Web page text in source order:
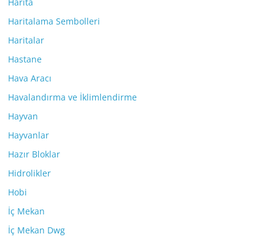
Haritalama Sembolleri
Haritalar
Hastane
Hava Aracı
Havalandırma ve İklimlendirme
Hayvan
Hayvanlar
Hazır Bloklar
Hidrolikler
Hobi
İç Mekan
İç Mekan Dwg